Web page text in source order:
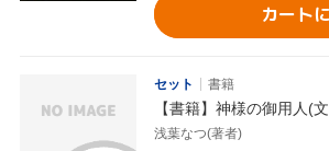
カート
セット 書籍
【書籍】神様の御用人(
浅葉なつ(著者)